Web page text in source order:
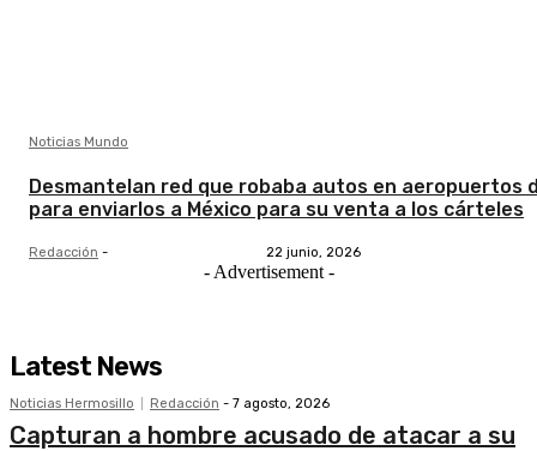
Noticias Mundo
Desmantelan red que robaba autos en aeropuertos
para enviarlos a México para su venta a los cárteles
Redacción - 22 junio, 2026
- Advertisement -
Latest News
Noticias Hermosillo Redacción - 7 agosto, 2026
Capturan a hombre acusado de atacar a su